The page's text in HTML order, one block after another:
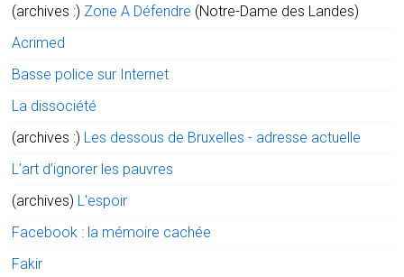
(archives :) Zone A Défendre (Notre-Dame des Landes)
Acrimed
Basse police sur Internet
La dissociété
(archives :) Les dessous de Bruxelles - adresse actuelle
L’art d’ignorer les pauvres
(archives) L'espoir
Facebook : la mémoire cachée
Fakir